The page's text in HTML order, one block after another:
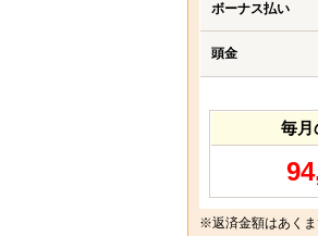
ボーナス払い
頭金
毎月
※返済金額はあくま